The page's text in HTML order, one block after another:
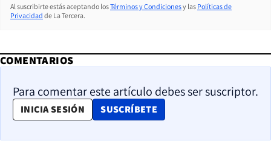
Al suscribirte estás aceptando losTérminos y Condicionesy las Políticas de
Privacidad de La Tercera.
COMENTARIOS
Para comentar este artículo debes ser suscriptor.
INICIA SESIÓN SUSCRÍBETE
OPENS IN NEW WINDOW